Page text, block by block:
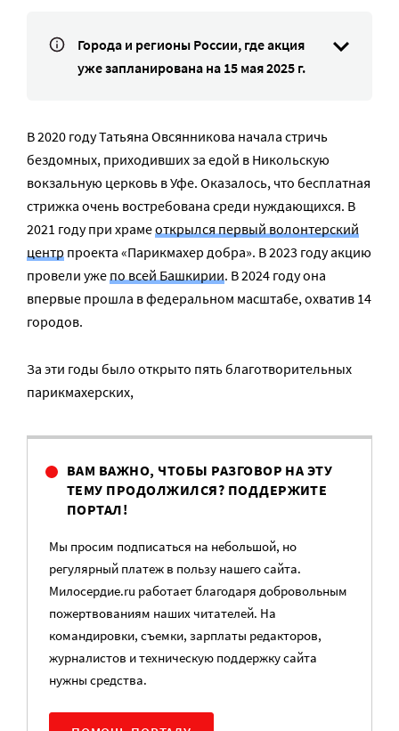
Города и регионы России, где акция
уже запланирована на 15 мая 2025 г.
В 2020 году Татьяна Овсянникова начала стричь
бездомных, приходивших за едой в Никольскую
вокзальную церковь в Уфе. Оказалось, что бесплатная
стрижка очень востребована среди нуждающихся. В
2021 году при храмеоткрылся первый волонтерский
центр проекта «Парикмахер добра». В 2023 году акцию
провели ужепо всей Башкирии. В 2024 году она
впервые прошла в федеральном масштабе, охватив 14
городов.
За эти годы было открыто пять благотворительных
парикмахерских,
ВАМ ВАЖНО, ЧТОБЫ РАЗГОВОР НА ЭТУ
ТЕМУ ПРОДОЛЖИЛСЯ? ПОДДЕРЖИТЕ
ПОРТАЛ!
Мы просим подписаться на небольшой, но
регулярный платеж в пользу нашего сайта.
Милосердие.ru работает благодаря добровольным
пожертвованиям наших читателей. На
командировки, съемки, зарплаты редакторов,
журналистов и техническую поддержку сайта
нужны средства.